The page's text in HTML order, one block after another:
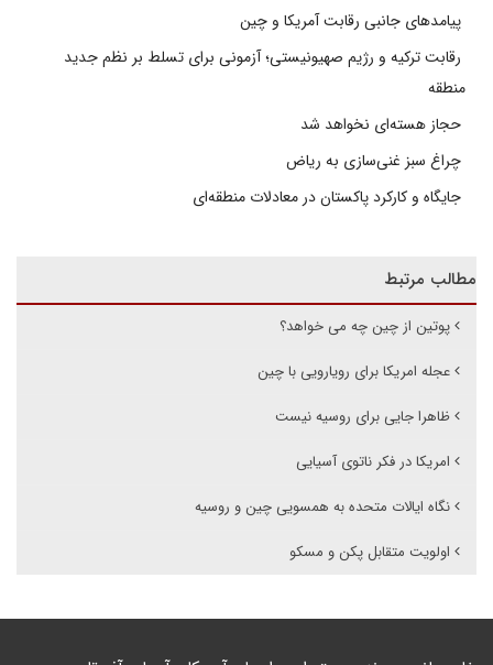
پیامدهای جانبی رقابت آمریکا و چین
رقابت ترکیه و رژیم صهیونیستی؛ آزمونی برای تسلط بر نظم جدید
منطقه
حجاز هسته‌ای نخواهد شد
چراغ سبز غنی‌سازی به ریاض
جایگاه و کارکرد پاکستان در معادلات منطقه‌ای
مطالب مرتبط
پوتین از چین چه می خواهد؟
عجله امریکا برای رویارویی با چین
ظاهرا جایی برای روسیه نیست
امریکا در فکر ناتوی آسیایی
نگاه ایالات متحده به همسویی چین و روسیه
اولویت متقابل پکن و مسکو